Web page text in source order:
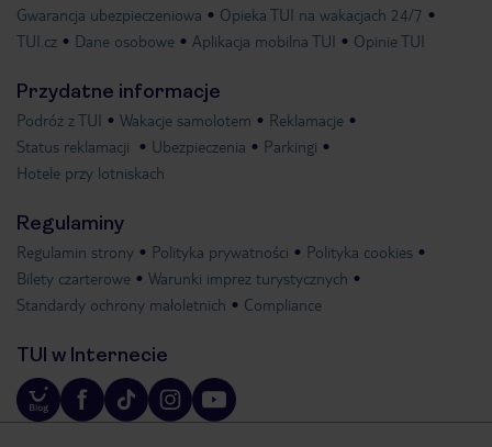
Gwarancja ubezpieczeniowa
Opieka TUI na wakacjach 24/7
TUI.cz
Dane osobowe Aplikacja mobilna TUI Opinie TUI
Przydatne informacje
Podróż z TUI Wakacje samolotem
Reklamacje
Status reklamacji
Ubezpieczenia
Parkingi
Hotele przy lotniskach
Regulaminy
Regulamin strony Polityka prywatności
Polityka cookies
Bilety czarterowe
Warunki imprez turystycznych
Standardy ochrony małoletnich
Compliance
TUI w Internecie